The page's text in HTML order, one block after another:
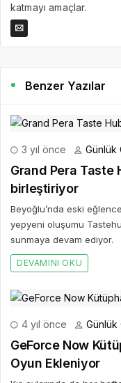
katmayı amaçlar.
Benzer Yazılar
3 yıl önce Günlük
Grand Pera Taste
birleştiriyor
Beyoğlu’nda eski
yepyeni oluşumu
sunmaya devam ediyor.
DEVAMINI OKU
4 yıl önce Günlük
GeForce Now
Oyun Ekleniyor